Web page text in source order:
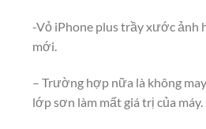
-Vỏ iPhone plus trầy xước ảnh
mới.
– Trường hợp nữa là không
lớp sơn làm mất giá trị của máy.